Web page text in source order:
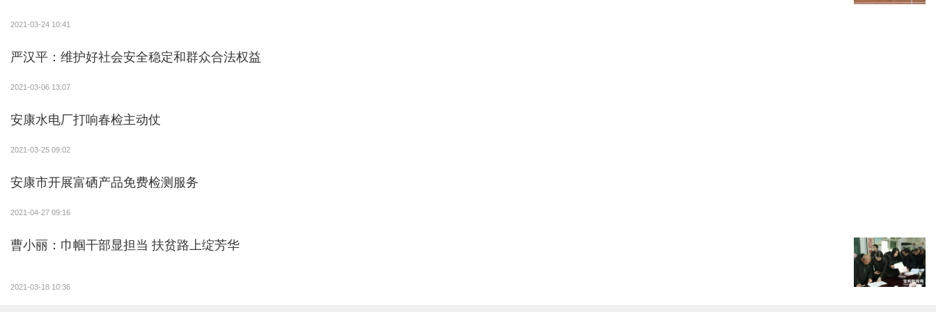
2021-03-24 10:41
严汉平：维护好社会安全稳定和群众合法权益
2021-03-06 13:07
安康水电厂打响春检主动仗
2021-03-25 09:02
安康市开展富硒产品免费检测服务
2021-04-27 09:16
曹小丽：巾帼干部显担当 扶贫路上绽芳华
2021-03-18 10:36